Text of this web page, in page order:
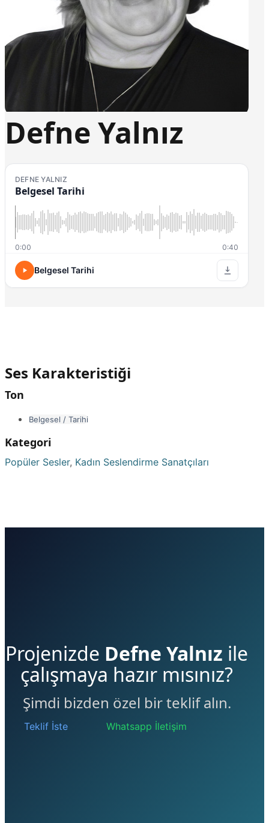
Defne Yalnız
DEFNE YALNIZ
Belgesel Tarihi
0:00 0:40
Belgesel Tarihi
Ses Karakteristiği
Ton
Belgesel / Tarihi
Kategori
Popüler Sesler, Kadın Seslendirme Sanatçıları
Projenizde Defne Yalnız ile
çalışmaya hazır mısınız?
Şimdi bizden özel bir teklif alın.
Teklif İste Whatsapp İletişim